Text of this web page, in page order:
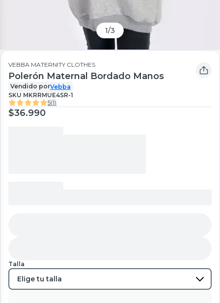
1/3
VEBBA MATERNITY CLOTHES
Polerón Maternal Bordado Manos
Vendido porVebba
SKU MKRRMUE4SR-1
5(1)
$36.990
Talla